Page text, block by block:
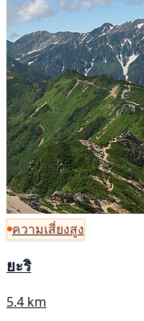
ความเสี่ยงสูง
ยะริ
5.4 km